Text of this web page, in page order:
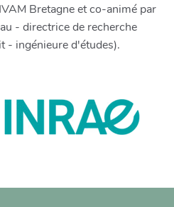
Bretagne et co-animé par
- directrice de recherche
- ingénieure d'études).